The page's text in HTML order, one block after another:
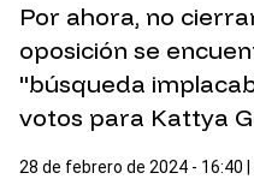
Por ahora, no
oposición se
"búsqueda
votos para Kattya
28 de febrero de 2024 - 16:40